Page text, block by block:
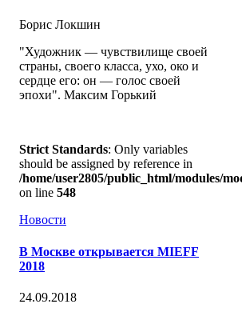
Борис Локшин
"Художник — чувствилище своей
страны, своего класса, ухо, око и
сердце его: он — голос своей
эпохи". Максим Горький
Strict Standards: Only variables
should be assigned by reference in
/home/user2805/public_html/modules/
on line 548
Новости
В Москве открывается MIEFF
2018
24.09.2018